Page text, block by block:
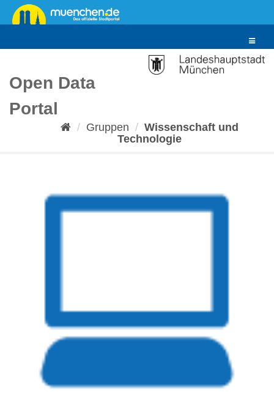
Überspringen
zum
Toggle
Open Data
Portal
Gruppen
Wissenschaft und
Technologie